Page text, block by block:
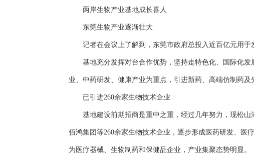
两岸生物产业基地成长喜人
东莞生物产业逐渐壮大
记者在会议上了解到，东莞市政府总投入近百亿元用
基地充分发挥对台合作优势，坚持走特色化、国际化
业、中药研发、健康产业为重点，引进新药、高端仿制药
已引进260余家生物技术企业
基地建设前期招商是重中之重，经过几年努力，现松
佰鸿集团等260余家生物技术企业，逐步形成医药研发、医
为医疗器械、生物制药和保健品企业，产业集聚态势明显。